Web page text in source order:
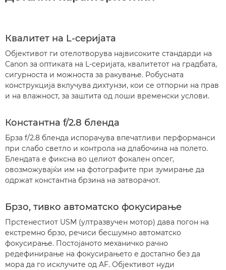
Квалитет на L-серијата
Објективот ги отелотворува највисоките стандарди на
Canon за оптиката на L-серијата, квалитетот на градбата,
сигурноста и можноста за ракување. Робусната
конструкција вклучува дихтунзи, кои се отпорни на прав
и на влажност, за заштита од лоши временски услови.
Константна f/2.8 бленда
Брза f/2.8 бленда испорачува впечатливи перформанси
при слабо светло и контрола на длабочина на полето.
Блендата е фиксна во целиот фокален опсег,
овозможувајќи им на фотографите при зумирање да
одржат константна брзина на затворачот.
Брзо, тивко автоматско фокусирање
Прстенестиот USM (ултразвучен мотор) дава погон на
екстремно брзо, речиси бесшумно автоматско
фокусирање. Постојаното механичко рачно
редефинирање на фокусирањето е достапно без да
мора да го исклучите од AF. Објективот нуди